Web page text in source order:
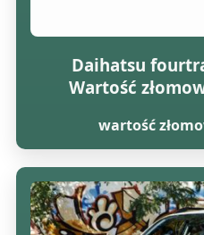
Daihatsu
Wartość
wartość